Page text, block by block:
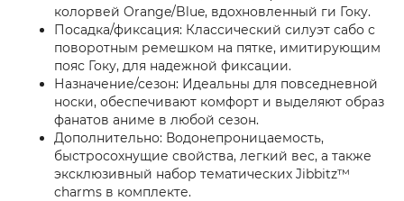
колорвей Orange/Blue, вдохновленный ги Гоку.
Посадка/фиксация: Классический силуэт сабо с
поворотным ремешком на пятке, имитирующим
пояс Гоку, для надежной фиксации.
Назначение/сезон: Идеальны для повседневной
носки, обеспечивают комфорт и выделяют образ
фанатов аниме в любой сезон.
Дополнительно: Водонепроницаемость,
быстросохнущие свойства, легкий вес, а также
эксклюзивный набор тематических Jibbitz™
charms в комплекте.